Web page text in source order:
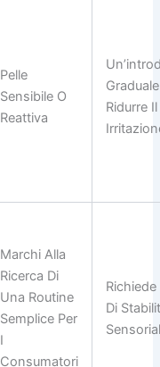
Pelle
Sensibile O
Reattiva
Ridurre
Marchi Alla
Ricerca Di
Una Routine
Semplice Per
I
Consumatori
Di